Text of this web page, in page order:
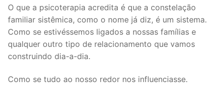
O que a psicoterapia acredita é que a constelação
familiar sistêmica, como o nome já diz, é um sistema.
Como se estivéssemos ligados a nossas famílias e
qualquer outro tipo de relacionamento que vamos
construindo dia-a-dia.
Como se tudo ao nosso redor nos influenciasse.